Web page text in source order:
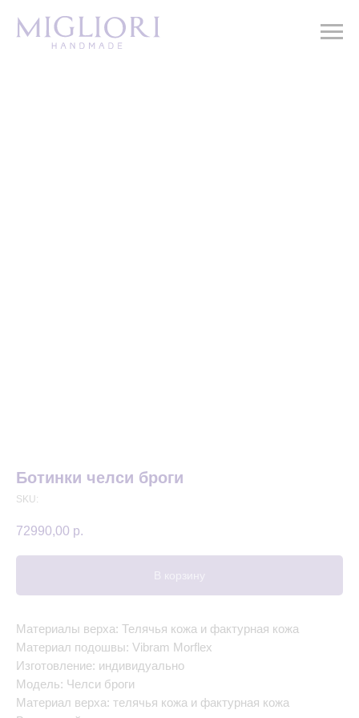
Ботинки челси броги
SKU:
72990,00 р.
В корзину
Материалы верха: Телячья кожа и фактурная кожа
Материал подошвы: Vibram Morflex
Изготовление: индивидуально
Модель: Челси броги
Материал верха: телячья кожа и фактурная кожа